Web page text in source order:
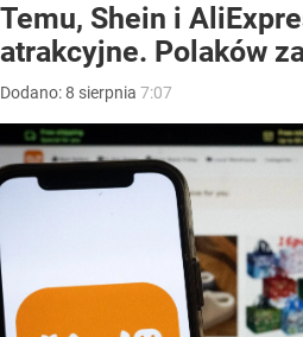
Temu, Shein i
atrakcyjne. Polaków
Dodano:8 sierpnia 7:07